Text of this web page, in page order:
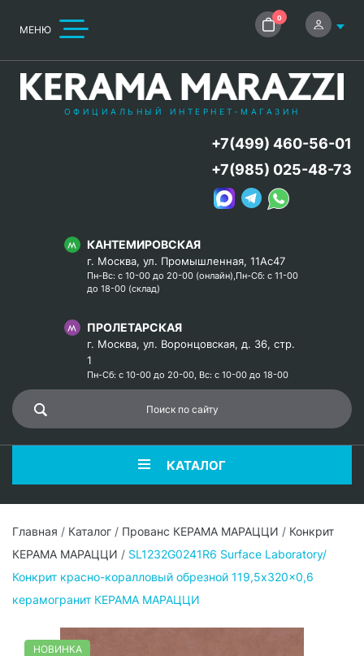
МЕНЮ
0
ОФИЦИАЛЬНЫЙ ИНТЕРНЕТ-МАГАЗИН
КАНТЕМИРОВСКАЯ
г. Москва, ул. Промышленная, 11Ас47
Пн-Вс: с 10-00 до 20-00 (онлайн),Пн-Сб: с 11-00
до 18-00 (склад)
ПРОЛЕТАРСКАЯ
г. Москва, ул. Воронцовская, д. 36, стр.
1
Пн-Сб: с 10-00 до 20-00, Вс: с 10-00 до 18-00
+7(499) 460-56-01
+7(985) 025-48-73
КАТАЛОГ
Главная / Каталог / Прованс КЕРАМА МАРАЦЦИ / Конкрит
КЕРАМА МАРАЦЦИ / SL1232G0241R6 Surface Laboratory/
Конкрит красно-коралловый обрезной 119,5x320x0,6
керамогранит КЕРАМА МАРАЦЦИ
НОВИНКА